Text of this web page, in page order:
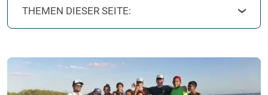
THEMEN DIESER SEITE: